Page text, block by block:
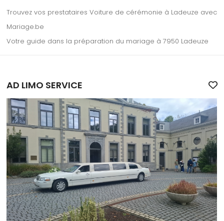
Trouvez vos prestataires Voiture de cérémonie à Ladeuze avec
Mariage.be
Votre guide dans la préparation du mariage à 7950 Ladeuze
AD LIMO SERVICE